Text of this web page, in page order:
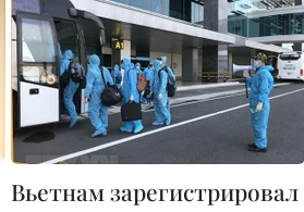
Вьетнам зарегистрировал